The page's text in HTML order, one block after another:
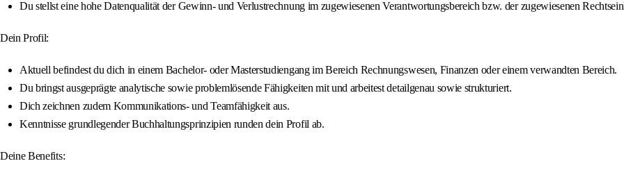
Du stellst eine hohe Datenqualität der Gewinn- und Verlustrechnung im zugewiesenen Verantwortungsbereich bzw. der zugewiesenen
Dein Profil:
Aktuell befindest du dich in einem Bachelor- oder Masterstudiengang im Bereich Rechnungswesen, Finanzen oder einem verwandten Bereich.
Du bringst ausgeprägte analytische sowie problemlösende Fähigkeiten mit und arbeitest detailgenau sowie strukturiert.
Dich zeichnen zudem Kommunikations- und Teamfähigkeit aus.
Kenntnisse grundlegender Buchhaltungsprinzipien runden dein Profil ab.
Deine Benefits: